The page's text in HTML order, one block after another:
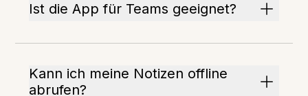
Ist die App für Teams geeignet?
Kann ich meine Notizen offline
abrufen?